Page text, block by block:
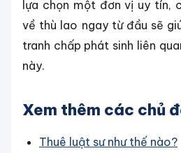
lựa chọn một đơn vị uy tín,
về thù lao ngay từ đầu sẽ
tranh chấp phát sinh liên
này.
Xem thêm các chủ
Thuê luật sư như thế nào?